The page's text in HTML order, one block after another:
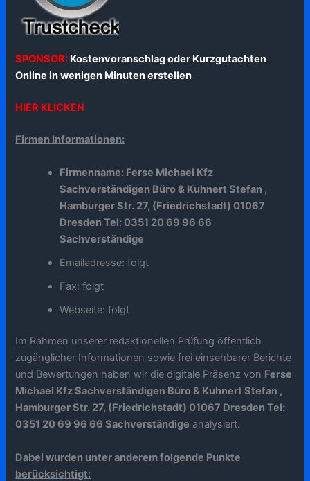
SPONSOR: Kostenvoranschlag oder Kurzgutachten
Online in wenigen Minuten erstellen
HIER KLICKEN
Firmen Informationen:
Firmenname: Ferse Michael Kfz
Sachverständigen Büro & Kuhnert Stefan ,
Hamburger Str. 27, (Friedrichstadt) 01067
Dresden Tel: 0351 20 69 96 66
Sachverständige
Emailadresse: folgt
Fax: folgt
Webseite: folgt
Im Rahmen unserer redaktionellen Prüfung öffentlich
zugänglicher Informationen sowie frei einsehbarer Berichte
und Bewertungen haben wir die digitale Präsenz von Ferse
Michael Kfz Sachverständigen Büro & Kuhnert Stefan ,
Hamburger Str. 27, (Friedrichstadt) 01067 Dresden Tel:
0351 20 69 96 66 Sachverständige analysiert.
Dabei wurden unter anderem folgende Punkte
berücksichtigt: